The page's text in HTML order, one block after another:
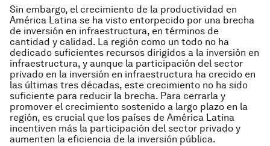
Sin embargo, el crecimiento de la productividad en
América Latina se ha visto entorpecido por una brecha
de inversión en infraestructura, en términos de
cantidad y calidad. La región como un todo no ha
dedicado suficientes recursos dirigidos a la inversión en
infraestructura, y aunque la participación del sector
privado en la inversión en infraestructura ha crecido en
las últimas tres décadas, este crecimiento no ha sido
suficiente para reducir la brecha. Para cerrarla y
promover el crecimiento sostenido a largo plazo en la
región, es crucial que los países de América Latina
incentiven más la participación del sector privado y
aumenten la eficiencia de la inversión pública.